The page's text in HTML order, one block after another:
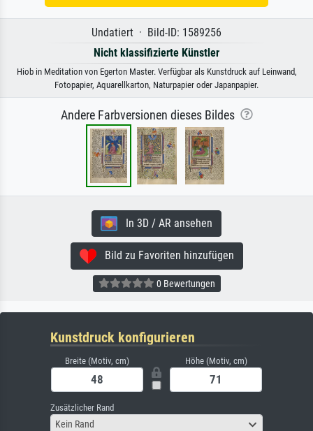
Undatiert · Bild-ID: 1589256
Nicht klassifizierte Künstler
Hiob in Meditation von Egerton Master. Verfügbar als Kunstdruck auf Leinwand,
Fotopapier, Aquarellkarton, Naturpapier oder Japanpapier.
Andere Farbversionen dieses Bildes
In 3D / AR ansehen
Bild zu Favoriten hinzufügen
0 Bewertungen
Kunstdruck konfigurieren
Breite (Motiv, cm) Höhe (Motiv, cm)
Zusätzlicher Rand
Kein Rand